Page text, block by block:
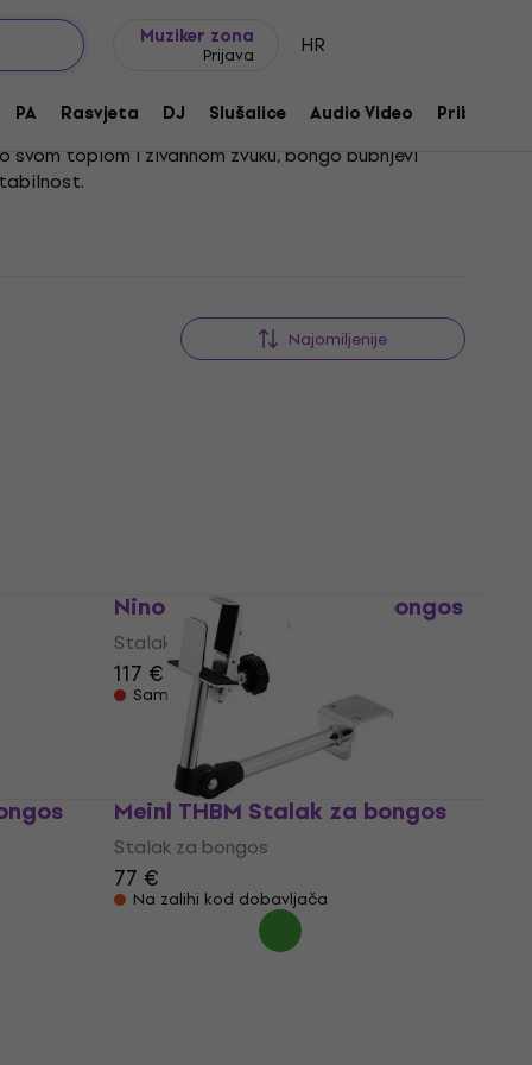
Muziker zona
Prijava HR
PA Rasvjeta DJ Slušalice Audio Video Pribor
toplom i živahnom zvuku, bongo bubnjevi
Najomiljenije
Nino NINO20 Stalak za bongos
Stalak za bongos
117 €
Samo po narudžbi
Meinl THBM Stalak za bongos
Stalak za bongos
77 €
Na zalihi kod dobavljača